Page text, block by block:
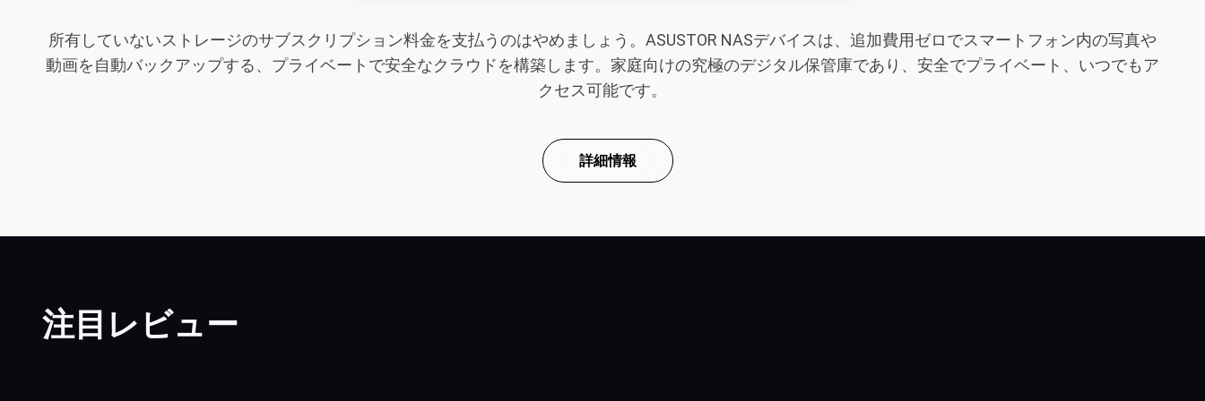
所有していないストレージのサブスクリプション料金を支払うのはやめましょう。ASUSTOR NASデバイスは、追加費用ゼロでスマートフォン内の写真や
動画を自動バックアップする、プライベートで安全なクラウドを構築します。家庭向けの究極のデジタル保管庫であり、安全でプライベート、いつでもア
クセス可能です。
詳細情報
注目レビュー